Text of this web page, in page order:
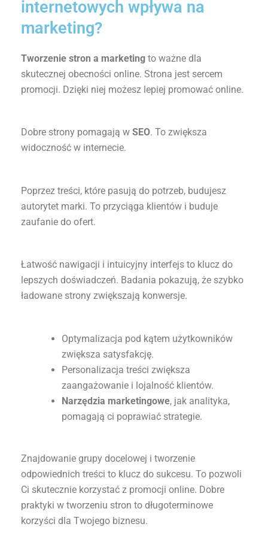
internetowych wpływa na
marketing?
Tworzenie stron a marketingto ważne dla
skutecznej obecności online. Strona jest sercem
promocji. Dzięki niej możesz lepiej promować online.
Dobre strony pomagają w SEO. To zwiększa
widoczność w internecie.
Poprzez treści, które pasują do potrzeb, budujesz
autorytet marki. To przyciąga klientów i buduje
zaufanie do ofert.
Łatwość nawigacji i intuicyjny interfejs to klucz do
lepszych doświadczeń. Badania pokazują, że szybko
ładowane strony zwiększają konwersje.
Optymalizacja pod kątem użytkowników
zwiększa satysfakcję.
Personalizacja treści zwiększa
zaangażowanie i lojalność klientów.
Narzędzia marketingowe, jak analityka,
pomagają ci poprawiać strategie.
Znajdowanie grupy docelowej i tworzenie
odpowiednich treści to klucz do sukcesu. To pozwoli
Ci skutecznie korzystać z promocji online. Dobre
praktyki w tworzeniu stron to długoterminowe
korzyści dla Twojego biznesu.